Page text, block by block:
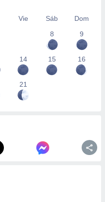
Vie Sáb
Dom
8
9
14 15 16
21